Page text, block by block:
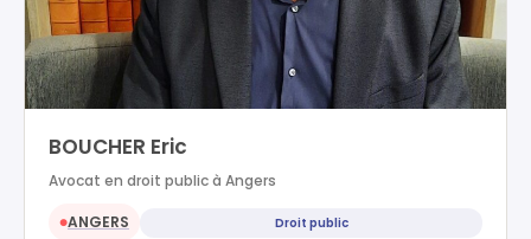
BOUCHER Eric
Avocat en droit public à Angers
●ANGERS Droit public